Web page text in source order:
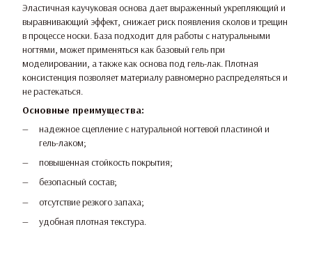
Эластичная каучуковая основа дает выраженный укрепляющий и
выравнивающий эффект, снижает риск появления сколов и трещин
в процессе носки. База подходит для работы с натуральными
ногтями, может применяться как базовый гель при
моделировании, а также как основа под гель-лак. Плотная
консистенция позволяет материалу равномерно распределяться и
не растекаться.
Основные преимущества:
надежное сцепление с натуральной ногтевой пластиной и
гель-лаком;
повышенная стойкость покрытия;
безопасный состав;
отсутствие резкого запаха;
удобная плотная текстура.